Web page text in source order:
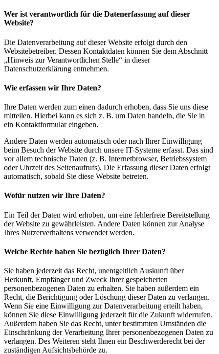
Wer ist verantwortlich für die Datenerfassung auf dieser
Website?
Die Datenverarbeitung auf dieser Website erfolgt durch den
Websitebetreiber. Dessen Kontaktdaten können Sie dem Abschnitt
„Hinweis zur Verantwortlichen Stelle“ in dieser
Datenschutzerklärung entnehmen.
Wie erfassen wir Ihre Daten?
Ihre Daten werden zum einen dadurch erhoben, dass Sie uns diese
mitteilen. Hierbei kann es sich z. B. um Daten handeln, die Sie in
ein Kontaktformular eingeben.
Andere Daten werden automatisch oder nach Ihrer Einwilligung
beim Besuch der Website durch unsere IT-Systeme erfasst. Das sind
vor allem technische Daten (z. B. Internetbrowser, Betriebssystem
oder Uhrzeit des Seitenaufrufs). Die Erfassung dieser Daten erfolgt
automatisch, sobald Sie diese Website betreten.
Wofür nutzen wir Ihre Daten?
Ein Teil der Daten wird erhoben, um eine fehlerfreie Bereitstellung
der Website zu gewährleisten. Andere Daten können zur Analyse
Ihres Nutzerverhaltens verwendet werden.
Welche Rechte haben Sie bezüglich Ihrer Daten?
Sie haben jederzeit das Recht, unentgeltlich Auskunft über
Herkunft, Empfänger und Zweck Ihrer gespeicherten
personenbezogenen Daten zu erhalten. Sie haben außerdem ein
Recht, die Berichtigung oder Löschung dieser Daten zu verlangen.
Wenn Sie eine Einwilligung zur Datenverarbeitung erteilt haben,
können Sie diese Einwilligung jederzeit für die Zukunft widerrufen.
Außerdem haben Sie das Recht, unter bestimmten Umständen die
Einschränkung der Verarbeitung Ihrer personenbezogenen Daten zu
verlangen. Des Weiteren steht Ihnen ein Beschwerderecht bei der
zuständigen Aufsichtsbehörde zu.